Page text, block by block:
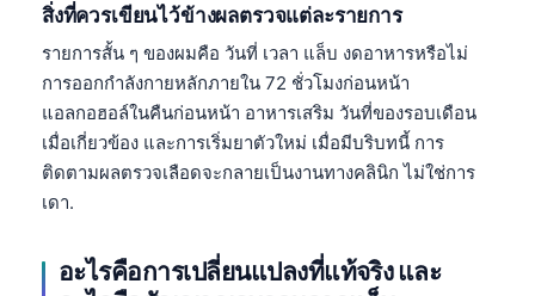
สิ่งที่ควรเขียนไว้ข้างผลตรวจแต่ละรายการ
รายการสั้น ๆ ของผมคือ วันที่ เวลา แล็บ งดอาหารหรือไม่
การออกกำลังกายหลักภายใน 72 ชั่วโมงก่อนหน้า
แอลกอฮอล์ในคืนก่อนหน้า อาหารเสริม วันที่ของรอบเดือน
เมื่อเกี่ยวข้อง และการเริ่มยาตัวใหม่ เมื่อมีบริบทนี้ การ
ติดตามผลตรวจเลือดจะกลายเป็นงานทางคลินิก ไม่ใช่การ
เดา.
อะไรคือการเปลี่ยนแปลงที่แท้จริง และ